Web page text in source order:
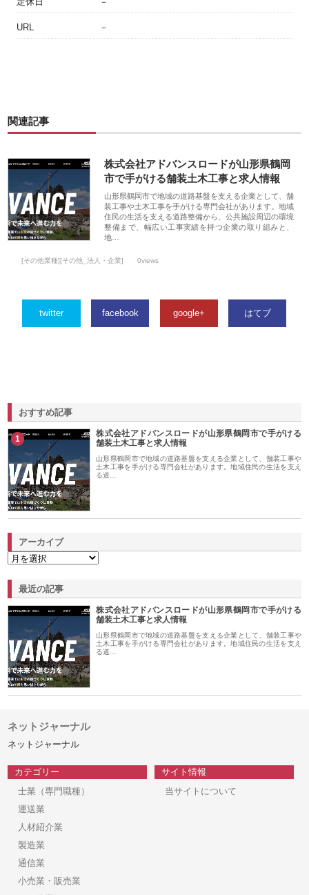
URL －
関連記事
株式会社アドバンスロードが山形県鶴岡
市で手がける舗装土木工事と求人情報
山形県鶴岡市で地域の道路基盤を支える企業として、舗
装工事や土木工事を手がける専門会社があります。地域
住民の生活を支える道路整備から、公共施設周辺の環境
整備まで、幅広い工事実績を持つ企業の取り組みと、
地…
[その他業種][その他_法人・企業] 0views
twitter facebook google+ はてブ
おすすめ記事
1
株式会社アドバンスロードが山形県鶴岡市で手がける
舗装土木工事と求人情報
山形県鶴岡市で地域の道路基盤を支える企業として、舗装工事や
土木工事を手がける専門会社があります。地域住民の生活を支え
る道…
アーカイブ
最近の記事
株式会社アドバンスロードが山形県鶴岡市で手がける
舗装土木工事と求人情報
山形県鶴岡市で地域の道路基盤を支える企業として、舗装工事や
土木工事を手がける専門会社があります。地域住民の生活を支え
る道…
ネットジャーナル
ネットジャーナル
カテゴリー
士業（専門職種）
運送業
人材紹介業
製造業
通信業
小売業・販売業
サイト情報
当サイトについて